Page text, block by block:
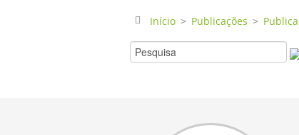
Início > Publicações >